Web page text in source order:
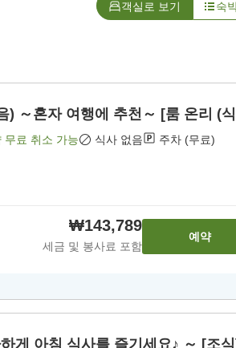
객실로 보기 숙
) ～혼자 여행에 추천～ [룸 온리 (
무료 취소 가능 식사 없음 주차 (무료)
₩143,789
세금 및 봉사료 포함
예약
게 아침 식사를 즐기세요♪ ～ [조